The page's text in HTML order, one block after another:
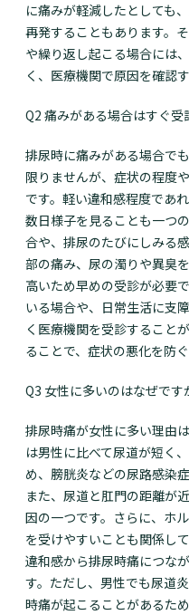
に痛みが軽減したとしても
再発することもあります。
や繰り返し起こる場合には
く、医療機関で原因を確認
Q2 痛みがある場合はすぐ受
排尿時に痛みがある場合で
限りませんが、症状の程度
です。軽い違和感程度であ
数日様子を見ることも一つ
合や、排尿のたびにしみる
部の痛み、尿の濁りや異臭
高いため早めの受診が必要
いる場合や、日常生活に支
く医療機関を受診すること
ることで、症状の悪化を防
Q3 女性に多いのはなぜです
排尿時痛が女性に多い理由
は男性に比べて尿道が短く
め、膀胱炎などの尿路感染
また、尿道と肛門の距離が
因の一つです。さらに、ホ
を受けやすいことも関係し
違和感から排尿時痛につな
す。ただし、男性でも尿道
時痛が起こることがあるた